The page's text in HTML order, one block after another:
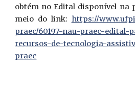
obtém no Edital disponível na
meio do link: https://
praec/60197-nau-praec-edital-
recursos-de-tecnologia-
praec